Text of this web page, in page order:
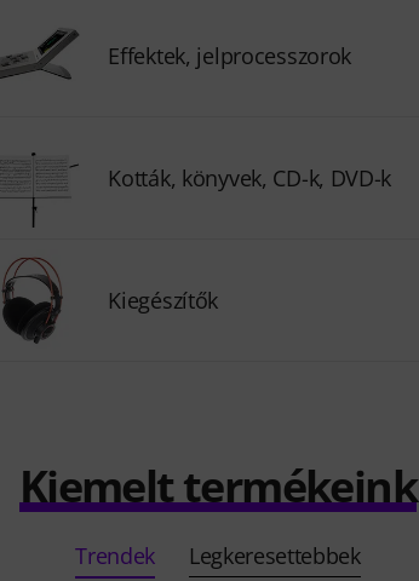
Effektek, jelprocesszorok
Kották, könyvek, CD-k, DVD-k
Kiegészítők
Kiemelt termékeink
Trendek Legkeresettebbek